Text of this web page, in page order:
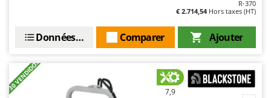
R-370
€ 2.714,54Hors taxes (HT)
Ajouter
Comparer
Données techniques
+30 VENDIDOS 7,9